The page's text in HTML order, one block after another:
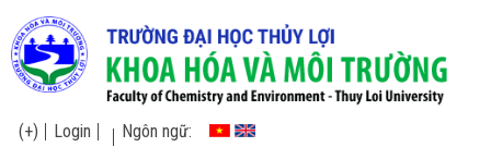
(+) Login Ngôn ngữ: